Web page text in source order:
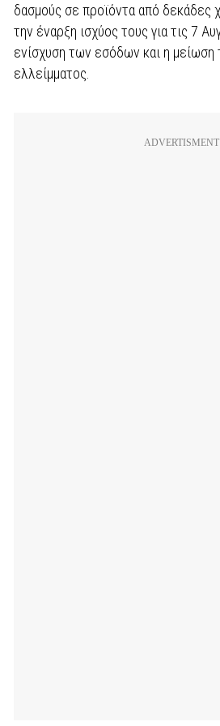
δασμούς σε προϊόντα από δεκάδες
την έναρξη ισχύος τους για τις 7
ενίσχυση των εσόδων και η μείωση
ελλείμματος.